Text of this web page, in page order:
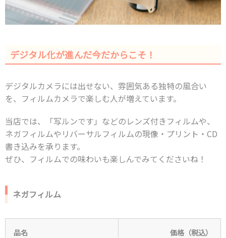
デジタル化が進んだ今だからこそ！
デジタルカメラには出せない、雰囲気ある独特の風合い
を、フィルムカメラで楽しむ⼈が増えています。
当店では、「写ルンです」などのレンズ付きフィルムや、
ネガフィルムやリバーサルフィルムの現像・プリント・CD
書き込みを承ります。
ぜひ、フィルムでの味わいも楽しんでみてくださいね！
ネガフィルム
品名 価格（税込）